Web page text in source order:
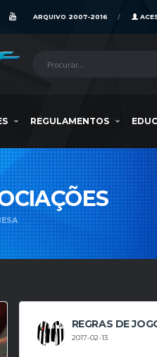
ARQUIVO 2007-2016
REGULAMENTOS
REGRAS DE
2017-02-13